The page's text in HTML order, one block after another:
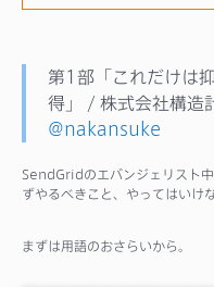
第1部「これだけは
得」 / 株式会社構
@nakansuke
SendGridのエバンジェリスト
ずやるべきこと、やってはいけ
まずは用語のおさらいから。